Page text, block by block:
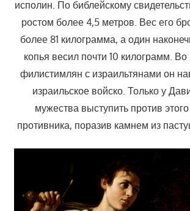
исполин. По библейскому
ростом более 4,5 метров. Вес его
более 81 килограмма, а один
копья весил почти 10 килограмм.
филистимлян с израильтянами он
израильское войско. Только у
мужества выступить против
противника, поразив камнем из